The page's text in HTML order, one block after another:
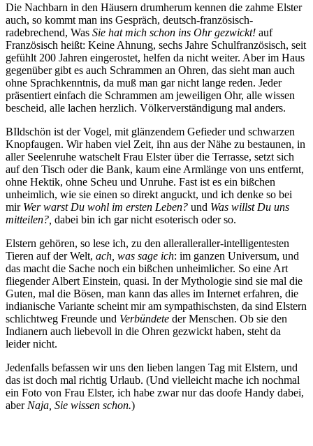
Die Nachbarn in den Häusern drumherum kennen die zahme Elster
auch, so kommt man ins Gespräch, deutsch-französisch-
radebrechend, Was Sie hat mich schon ins Ohr gezwickt! auf
Französisch heißt: Keine Ahnung, sechs Jahre Schulfranzösisch, seit
gefühlt 200 Jahren eingerostet, helfen da nicht weiter. Aber im Haus
gegenüber gibt es auch Schrammen an Ohren, das sieht man auch
ohne Sprachkenntnis, da muß man gar nicht lange reden. Jeder
präsentiert einfach die Schrammen am jeweiligen Ohr, alle wissen
bescheid, alle lachen herzlich. Völkerverständigung mal anders.
BIldschön ist der Vogel, mit glänzendem Gefieder und schwarzen
Knopfaugen. Wir haben viel Zeit, ihn aus der Nähe zu bestaunen, in
aller Seelenruhe watschelt Frau Elster über die Terrasse, setzt sich
auf den Tisch oder die Bank, kaum eine Armlänge von uns entfernt,
ohne Hektik, ohne Scheu und Unruhe. Fast ist es ein bißchen
unheimlich, wie sie einen so direkt anguckt, und ich denke so bei
mir Wer warst Du wohl im ersten Leben? und Was willst Du uns
mitteilen?, dabei bin ich gar nicht esoterisch oder so.
Elstern gehören, so lese ich, zu den alleralleraller-intelligentesten
Tieren auf der Welt, ach, was sage ich: im ganzen Universum, und
das macht die Sache noch ein bißchen unheimlicher. So eine Art
fliegender Albert Einstein, quasi. In der Mythologie sind sie mal die
Guten, mal die Bösen, man kann das alles im Internet erfahren, die
indianische Variante scheint mir am sympathischsten, da sind Elstern
schlichtweg Freunde und Verbündete der Menschen. Ob sie den
Indianern auch liebevoll in die Ohren gezwickt haben, steht da
leider nicht.
Jedenfalls befassen wir uns den lieben langen Tag mit Elstern, und
das ist doch mal richtig Urlaub. (Und vielleicht mache ich nochmal
ein Foto von Frau Elster, ich habe zwar nur das doofe Handy dabei,
aber Naja, Sie wissen schon.)